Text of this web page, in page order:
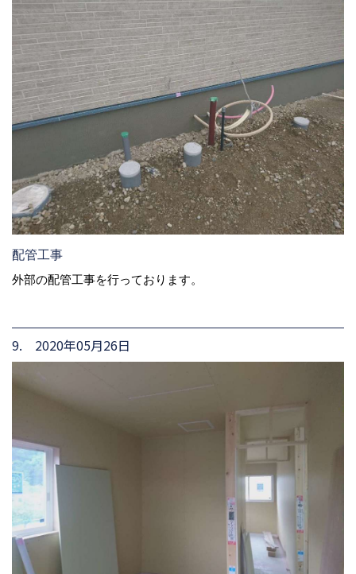
配管工事
外部の配管工事を行っております。
9. 2020年05月26日